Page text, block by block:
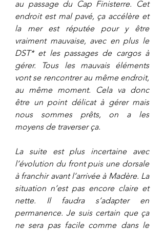
au passage du Cap Finisterre. Cet
endroit est mal pavé, ça accélère et
la mer est réputée pour y être
vraiment mauvaise, avec en plus le
DST* et les passages de cargos à
gérer. Tous les mauvais éléments
vont se rencontrer au même endroit,
au même moment. Cela va donc
être un point délicat à gérer mais
nous sommes prêts, on a les
moyens de traverser ça.
La suite est plus incertaine avec
l’évolution du front puis une dorsale
à franchir avant l’arrivée à Madère. La
situation n’est pas encore claire et
nette. Il faudra s’adapter en
permanence. Je suis certain que ça
ne sera pas facile comme dans le